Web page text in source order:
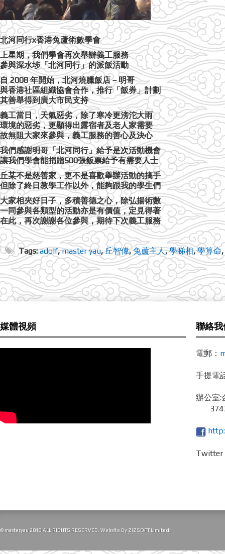
北河同行x香港兔蘆術數學會
上星期，我們學會再次舉辦義工服務
參與深水埗「北河同行」的派飯活動
自 2008 年開始，北河燒臘飯店－明哥
與香港社區組織協會合作，推行「飯券」計劃
其善舉得到廣大市民支持
義工當日，天氣惡劣，除了寒冷更滂沱大雨
環境的惡劣，更顯得出露宿者及老人家需要
故無阻大家來參與，義工服務的善心及決心
我們感謝明哥「北河同行」給予是次活動機會
讓我們學會能捐贈500張飯票給予有需要人士
丘某不是慈善家，更不是喜歡舉辦活動的搞手
但除了終日教學工作以外，能夠跟我的學生們
大家相夾好日子，多積善德之心，除弘揚術數
一同參與各類型的活動亦是有價值，定見得著
在此，再次謝謝各位參與，期待下次義工服務
Tags:adolf,master yau,丘智偉,兔蘆主人,學睇相,學算命,
媒體視頻 聯絡我
電郵：
手提電
辦公室:
© masteryau 2013 ALL RIGHTS RESERVED. Website By ZIZSOFT Limited